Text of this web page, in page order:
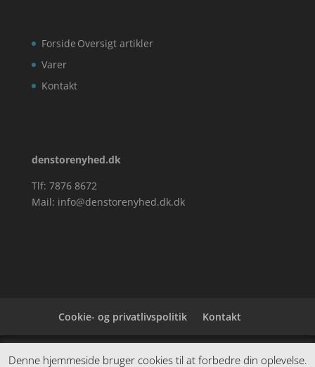
Forside
Varer
Kontakt
Oversigt artikler
denstorenyhed.dk
Tlf: 7876 8672
Mail: info@denstorenyhed.dk.dk
Cookie- og privatlivspolitik Kontakt
Denne hjemmeside samler et bredt udvalg af
Denne hjemmeside bruger cookies til at forbedre din oplevelse.